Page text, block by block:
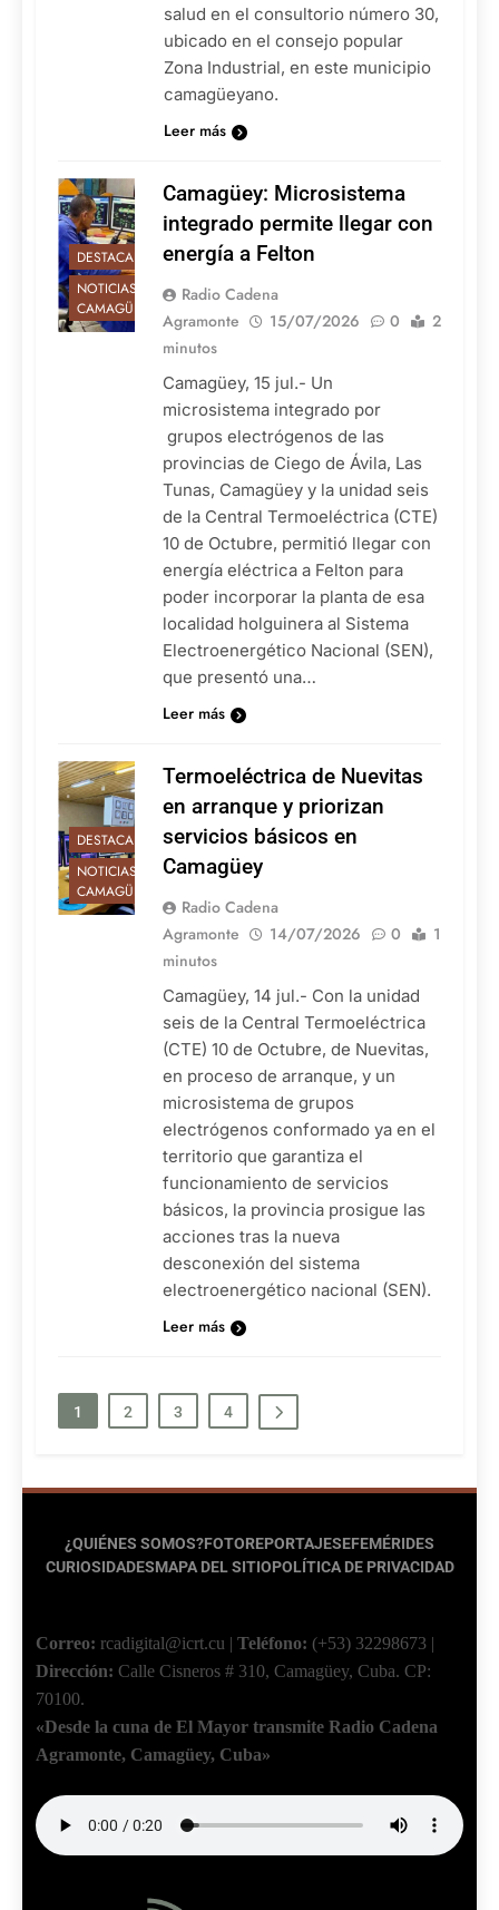
salud en el consultorio número 30,
ubicado en el consejo popular
Zona Industrial, en este municipio
camagüeyano.
Leer más
DESTACADAS
NOTICIAS DE
CAMAGÜEY
Camagüey: Microsistema
integrado permite llegar con
energía a Felton
Radio Cadena
Agramonte
15/07/2026 0
2
minutos
Camagüey, 15 jul.- Un
microsistema integrado por
grupos electrógenos de las
provincias de Ciego de Ávila, Las
Tunas, Camagüey y la unidad seis
de la Central Termoeléctrica (CTE)
10 de Octubre, permitió llegar con
energía eléctrica a Felton para
poder incorporar la planta de esa
localidad holguinera al Sistema
Electroenergético Nacional (SEN),
que presentó una…
Leer más
DESTACADAS
NOTICIAS DE
CAMAGÜEY
Termoeléctrica de Nuevitas
en arranque y priorizan
servicios básicos en
Camagüey
Radio Cadena
Agramonte
14/07/2026 0
1
minutos
Camagüey, 14 jul.- Con la unidad
seis de la Central Termoeléctrica
(CTE) 10 de Octubre, de Nuevitas,
en proceso de arranque, y un
microsistema de grupos
electrógenos conformado ya en el
territorio que garantiza el
funcionamiento de servicios
básicos, la provincia prosigue las
acciones tras la nueva
desconexión del sistema
electroenergético nacional (SEN).
Leer más
1 2 3 4
¿QUIÉNES SOMOS?FOTOREPORTAJESEFEMÉRIDES
CURIOSIDADESMAPA DEL SITIOPOLÍTICA DE PRIVACIDAD
Correo: rcadigital@icrt.cu | Teléfono: (+53) 32298673 |
Dirección: Calle Cisneros # 310, Camagüey, Cuba. CP:
70100.
«Desde la cuna de El Mayor transmite Radio Cadena
Agramonte, Camagüey, Cuba»